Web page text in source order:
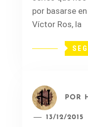
por basarse
Víctor Ros, la
POR
13/12/2015